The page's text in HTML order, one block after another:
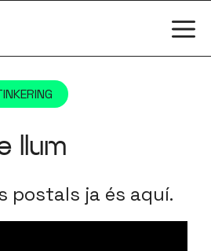
llum
postals ja és aquí.